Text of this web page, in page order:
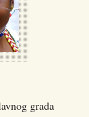
grada